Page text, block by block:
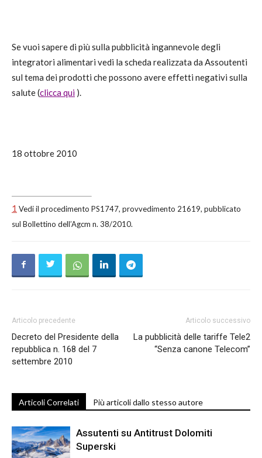
Se vuoi sapere di più sulla pubblicità ingannevole degli
integratori alimentari vedi la scheda realizzata da Assoutenti
sul tema dei prodotti che possono avere effetti negativi sulla
salute (clicca qui ).
18 ottobre 2010
1 Vedi il procedimento PS1747, provvedimento 21619, pubblicato
sul Bollettino dell’Agcm n. 38/2010.
Articolo precedente
Decreto del Presidente della
repubblica n. 168 del 7
settembre 2010
Articolo successivo
La pubblicità delle tariffe Tele2
“Senza canone Telecom”
Articoli Correlati Più articoli dallo stesso autore
Assutenti su Antitrust Dolomiti
Superski